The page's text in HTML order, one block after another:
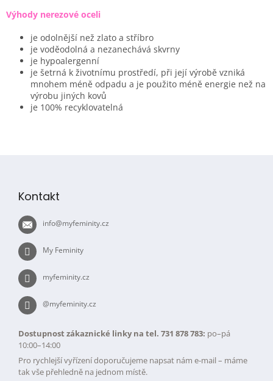
i
s
Výhody nerezové oceli
je odolnější než zlato a stříbro
je voděodolná a nezanechává skvrny
je hypoalergenní
je šetrná k životnímu prostředí, při její výrobě vzniká
mnohem méně odpadu a je použito méně energie než na
výrobu jiných kovů
je 100% recyklovatelná
Kontakt
info@myfeminity.cz
My Feminity
myfeminity.cz
@myfeminity.cz
Dostupnost zákaznické linky na tel. 731 878 783: po–pá
10:00–14:00
Pro rychlejší vyřízení doporučujeme napsat nám e-mail – máme
tak vše přehledně na jednom místě.